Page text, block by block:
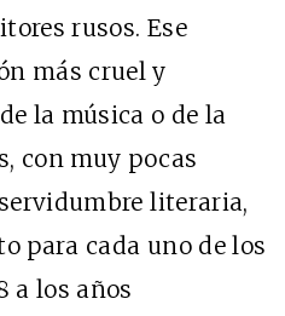
rusos. Ese
más cruel y
la música o de la
con muy pocas
literaria,
para cada uno de los
a los años